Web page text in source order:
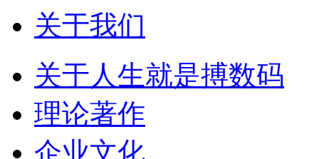
关于我们
关于人生就是搏数码
理论著作
企业文化